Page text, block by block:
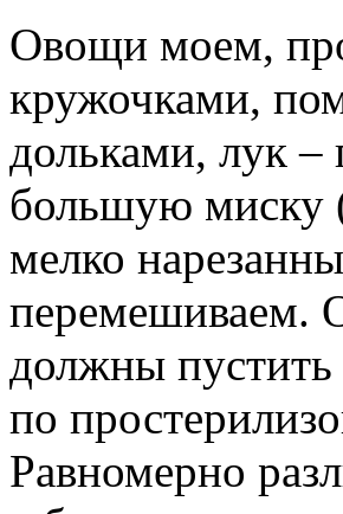
Овощи моем,
кружочками,
дольками, лук –
большую миску
мелко
перемешиваем.
должны пустить
по
Равномерно